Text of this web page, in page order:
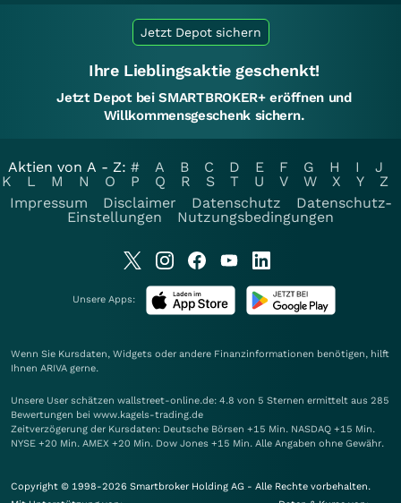
Jetzt Depot sichern
Ihre Lieblingsaktie geschenkt!
Jetzt Depot bei SMARTBROKER+ eröffnen und
Willkommensgeschenk sichern.
Aktien von A - Z: # A B C D E F G H I
J
K
L M N O P Q R S T U V W X Y
Z
Impressum
Disclaimer Datenschutz
Datenschutz-
Einstellungen
Nutzungsbedingungen
Unsere Apps:
Wenn Sie Kursdaten, Widgets oder andere Finanzinformationen benötigen, hilft
Ihnen ARIVA gerne.
Unsere User schätzen wallstreet-online.de: 4.8 von 5 Sternen ermittelt aus 285
Bewertungen bei www.kagels-trading.de
Zeitverzögerung der Kursdaten: Deutsche Börsen +15 Min. NASDAQ +15 Min.
NYSE +20 Min. AMEX +20 Min. Dow Jones +15 Min. Alle Angaben ohne Gewähr.
Copyright © 1998-2026 Smartbroker Holding AG - Alle Rechte vorbehalten.